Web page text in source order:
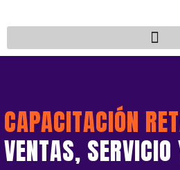
CAPACITACIÓN
VENTAS, SERVICIO